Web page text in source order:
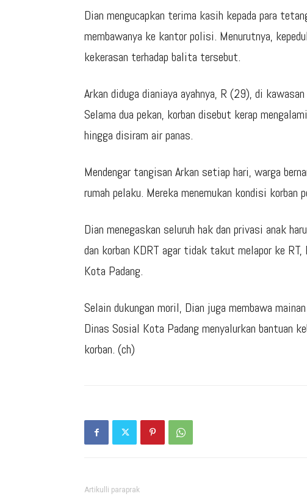
Dian mengucapkan terima kasih kepada para
membawanya ke kantor polisi. Menurutnya,
kekerasan terhadap balita tersebut.
Arkan diduga dianiaya ayahnya, R (29), di
Selama dua pekan, korban disebut kerap
hingga disiram air panas.
Mendengar tangisan Arkan setiap hari, warga
rumah pelaku. Mereka menemukan kondisi korban
Dian menegaskan seluruh hak dan privasi anak
dan korban KDRT agar tidak takut melapor ke
Kota Padang.
Selain dukungan moril, Dian juga membawa
Dinas Sosial Kota Padang menyalurkan bantuan
korban. (ch)
Artikulli paraprak